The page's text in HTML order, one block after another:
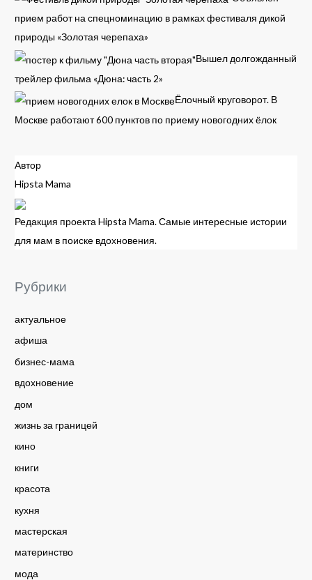
прием работ на спецноминацию в рамках фестиваля дикой
природы «Золотая черепаха»
Вышел долгожданный
трейлер фильма «Дюна: часть 2»
Ёлочный круговорот. В
Москве работают 600 пунктов по приему новогодних ёлок
Автор
Hipsta Mama
Редакция проекта Hipsta Mama. Самые интересные истории
для мам в поиске вдохновения.
Рубрики
актуальное
афиша
бизнес-мама
вдохновение
дом
жизнь за границей
кино
книги
красота
кухня
мастерская
материнство
мода